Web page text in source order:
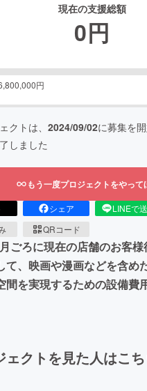
現在の支援総額
0円
円
クトは、 2024/09/02に募集を開
しました
もう一度プロジェクトをやって
シェア LINEで
QRコード
ごろに現在の店舗のお客
て、映画や漫画などを含め
間を実現するための設備費
ェクトを見た人はこ